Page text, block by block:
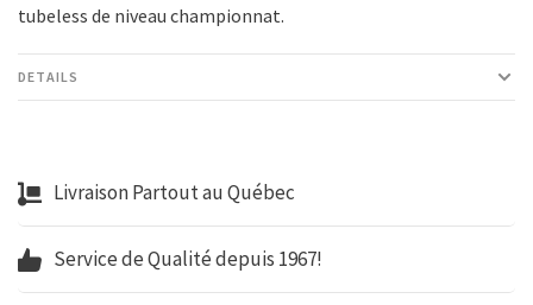
tubeless de niveau championnat.
DETAILS
Livraison Partout au Québec
Service de Qualité depuis 1967!